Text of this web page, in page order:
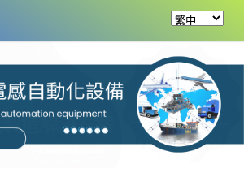
公告 產品案例 服務項目